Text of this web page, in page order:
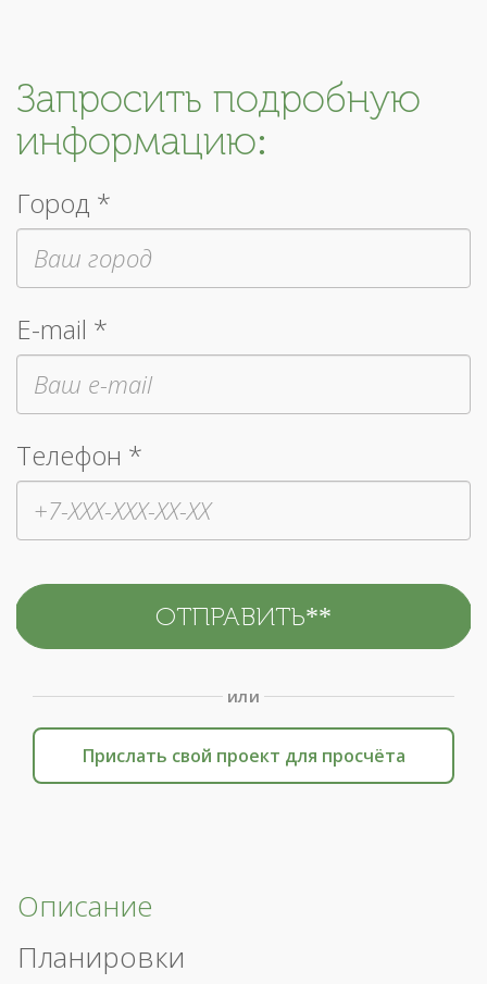
Запросить подробную
информацию:
Город *
E-mail *
Телефон *
или
Прислать свой проект для просчёта
Описание
Планировки